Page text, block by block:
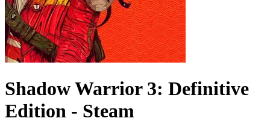
Shadow Warrior 3: Definitive
Edition - Steam